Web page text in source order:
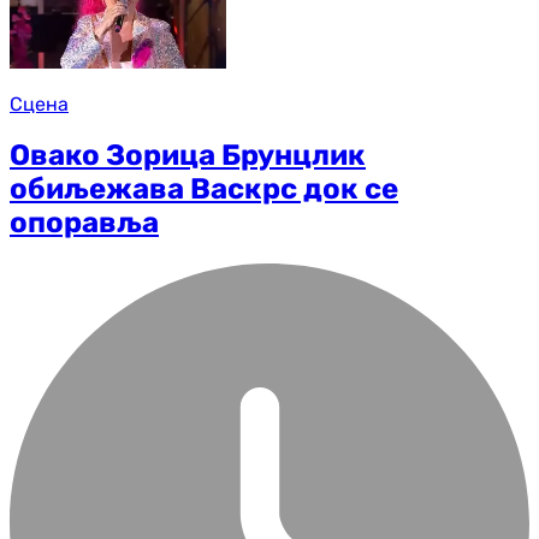
Сцена
Овако Зорица Брунцлик
обиљежава Васкрс док се
опоравља